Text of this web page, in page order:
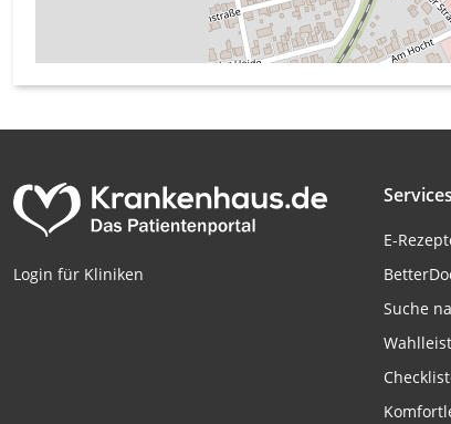
Login für Kliniken
Services
E-
Suche
Verwendung genauer Standortdaten
Geräte anhand von aktiv angeforderten
Nicht-IAB-Verarbeitungszwecke:
Performance